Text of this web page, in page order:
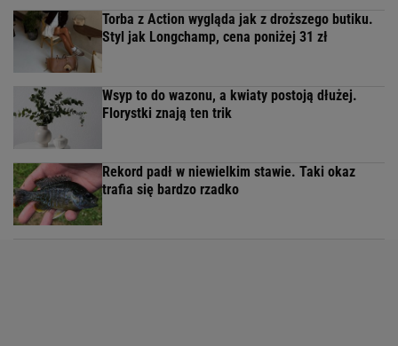
Torba z Action wygląda jak z droższego butiku.
Styl jak Longchamp, cena poniżej 31 zł
Wsyp to do wazonu, a kwiaty postoją dłużej.
Florystki znają ten trik
Rekord padł w niewielkim stawie. Taki okaz
trafia się bardzo rzadko